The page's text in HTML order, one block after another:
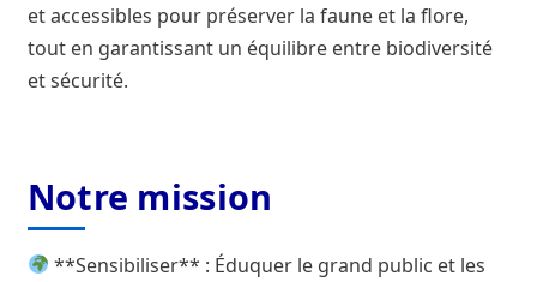
Les établissements fondateurs de l’Agence française
pour la biodiversité
Mentions légales
et accessibles pour préserver la faune et la flore,
tout en garantissant un équilibre entre biodiversité
et sécurité.
Notre mission
**Sensibiliser** : Éduquer le grand public et les